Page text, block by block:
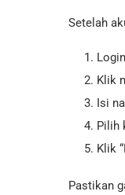
Setelah
Klik
Isi
Pilih
Klik
Pastikan